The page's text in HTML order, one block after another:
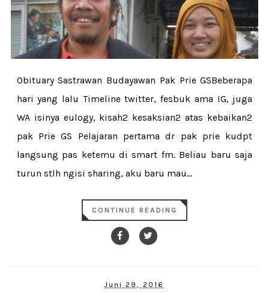
Obituary Sastrawan Budayawan Pak Prie GSBeberapa
hari yang lalu Timeline twitter, fesbuk ama IG, juga
WA isinya eulogy, kisah2 kesaksian2 atas kebaikan2
pak Prie GS Pelajaran pertama dr pak prie kudpt
langsung pas ketemu di smart fm. Beliau baru saja
turun stlh ngisi sharing, aku baru mau...
CONTINUE READING
Juni 29, 2016